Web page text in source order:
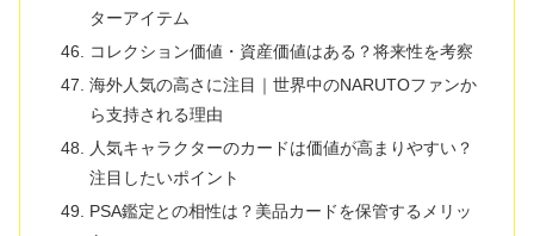
ターアイテム
コレクション価値・資産価値はある？将来性を考察
海外人気の高さに注目｜世界中のNARUTOファンか
ら支持される理由
人気キャラクターのカードは価値が高まりやすい？
注目したいポイント
PSA鑑定との相性は？美品カードを保管するメリッ